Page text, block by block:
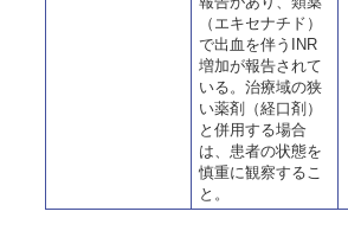
（エキセナチド）
で出血を伴うINR
増加が報告されて
いる。治療域の狭
い薬剤（経口剤）
と併用する場合
は、患者の状態を
慎重に観察するこ
と。